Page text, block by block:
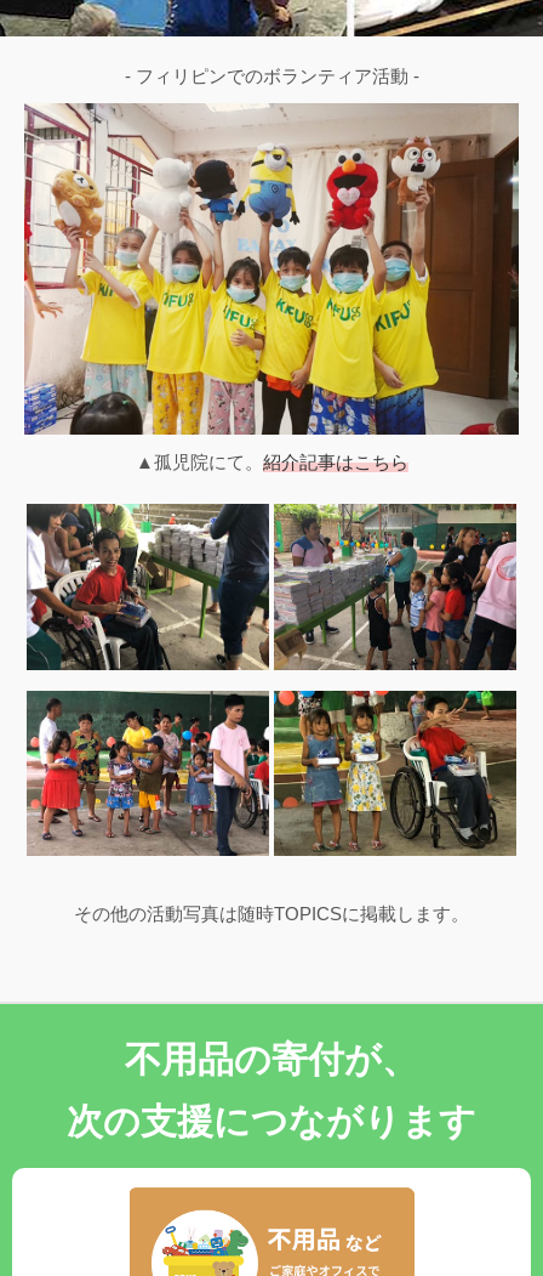
- フィリピンでのボランティア活動 -
▲孤児院にて。 紹介記事はこちら
その他の活動写真は随時TOPICSに掲載します。
不用品の寄付が、
次の支援につながります